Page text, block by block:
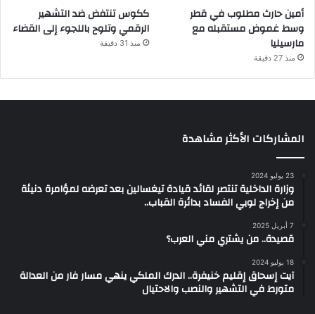
أمين حارث مطلوب في قطر
وسط غموض مستقبله مع
مارسيليا
منذ 27 دقيقة
ككوس تنتفض ضد التشهير
الرقمي وتلوح باللجوء إلى القضاء
منذ 31 دقيقة
المشاركات الأكثر مشاهدة
23 يوليو 2024
وزارة الداخلية تنتصر لقائد قيادة تيغسالين بعد تعرضه لمؤامرة دنيئة
من إخراج لوبي الفساد بدائرة القباب..
7 أبريل 2025
قصيدة.. من يشتري مني العرب؟
18 يوليو 2024
آيت إسحاق إقليم خنيفرة.. الدرك الملكي ينهي مسار فار من العدالة
متورط في التشهير والنصب والاحتيال